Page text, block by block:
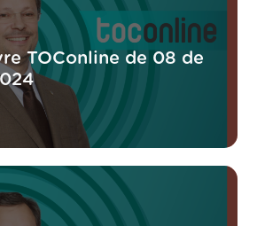
TOConline de 08 de